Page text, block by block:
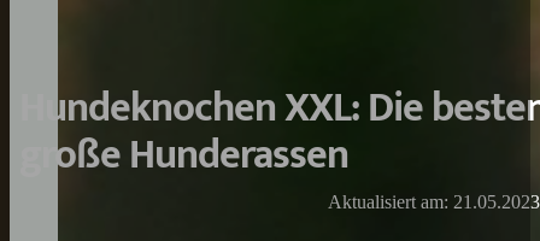
Hundeknochen XXL: Die
große Hunderassen
Aktualisiert am: 21.05.2023